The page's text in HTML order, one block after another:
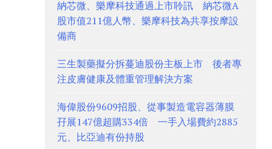
納芯微、樂摩科技通過上市聆訊 納芯微A
股市值211億人幣、樂摩科技為共享按摩設
備商
三生製藥擬分拆蔓迪股份主板上市 後者專
注皮膚健康及體重管理解決方案
海偉股份9609招股、從事製造電容器薄膜
孖展147億超購334倍 一手入場費約2885
元、比亞迪有份持股